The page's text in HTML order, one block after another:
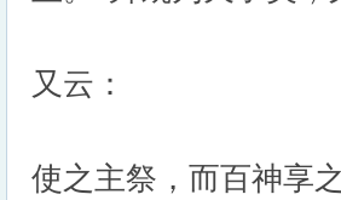
又云：
使之主祭，而百神享